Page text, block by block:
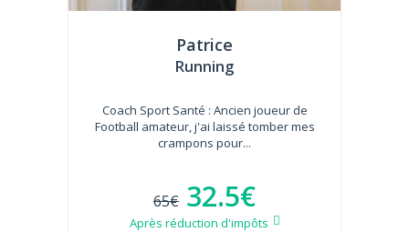
Patrice
Running
Coach Sport Santé : Ancien joueur de
Football amateur, j'ai laissé tomber mes
crampons pour...
65€ 32.5€
Après réduction d'impôts